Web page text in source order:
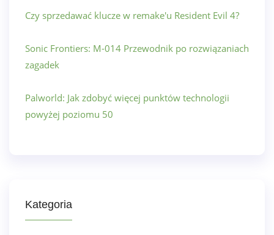
Czy sprzedawać klucze w remake'u Resident Evil 4?
Sonic Frontiers: M-014 Przewodnik po rozwiązaniach
zagadek
Palworld: Jak zdobyć więcej punktów technologii
powyżej poziomu 50
Kategoria